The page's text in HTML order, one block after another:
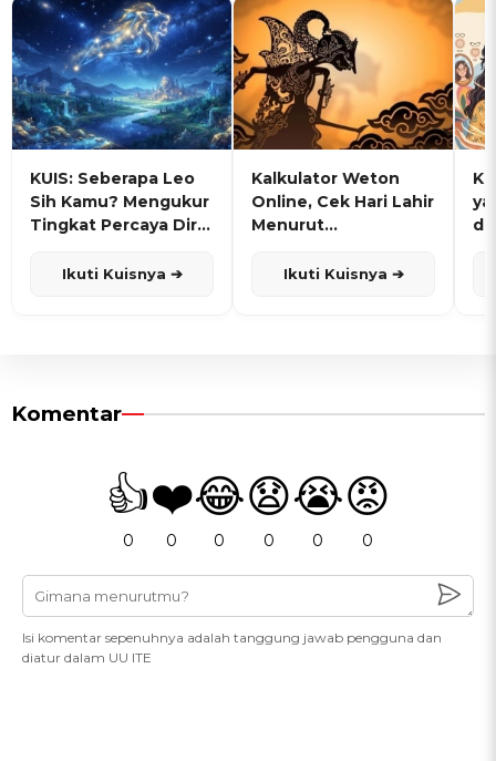
KUIS: Seberapa Leo
Sih Kamu? Mengukur
Tingkat Percaya Diri
Ikuti Kuisnya ➔
Kalkulator Weton
Online, Cek Hari Lahir
Menurut
Ikuti Kuisnya ➔
Komentar
👍
0
❤️
0
😂
0
😧
0
😭
0
😡
0
Isi komentar sepenuhnya adalah tanggung jawab pengguna dan
diatur dalam UU ITE